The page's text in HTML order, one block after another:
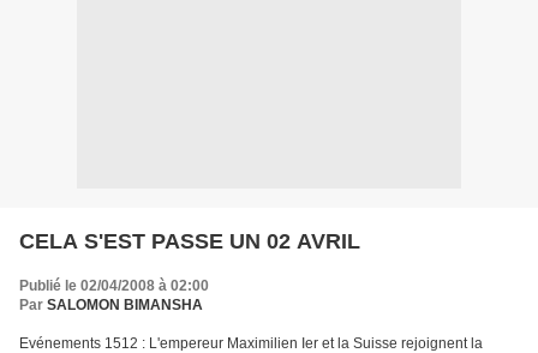
CELA S'EST PASSE UN 02 AVRIL
Publié le 02/04/2008 à 02:00
Par SALOMON BIMANSHA
Evénements 1512 : L'empereur Maximilien Ier et la Suisse rejoignent la